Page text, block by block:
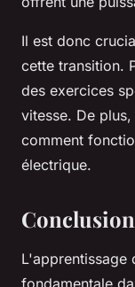
Il est donc
cette transition.
des exercices
vitesse. De
comment
électrique.
Conclusion
L'apprentissage